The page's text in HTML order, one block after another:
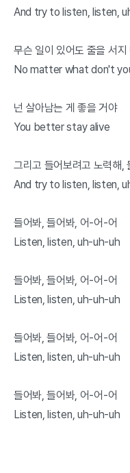
And try to listen, listen,
무슨 일이 있어도 줄을 서지
No matter what don't
넌 살아남는 게 좋을 거야
You better stay alive
그리고 들어보려고 노력해,
And try to listen, listen,
들어봐, 들어봐, 어-어-어
Listen, listen, uh-uh-uh
들어봐, 들어봐, 어-어-어
Listen, listen, uh-uh-uh
들어봐, 들어봐, 어-어-어
Listen, listen, uh-uh-uh
들어봐, 들어봐, 어-어-어
Listen, listen, uh-uh-uh